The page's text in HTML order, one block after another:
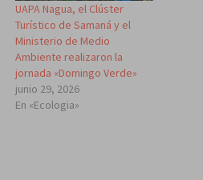
UAPA Nagua, el Clúster
Turístico de Samaná y el
Ministerio de Medio
Ambiente realizaron la
jornada «Domingo Verde»
junio 29, 2026
En «Ecologia»